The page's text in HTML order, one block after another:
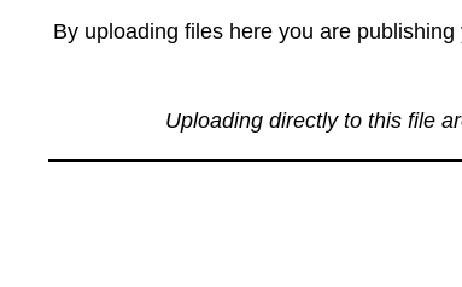
By uploading files here you are
Uploading directly to this file